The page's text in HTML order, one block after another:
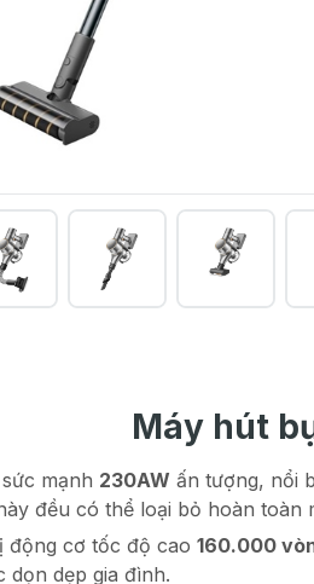
Máy hút
mạnh 230AW ấn tượng, nổi
đều có thể loại bỏ hoàn toàn
động cơ tốc độ cao 160.000
dọn dẹp gia đình.